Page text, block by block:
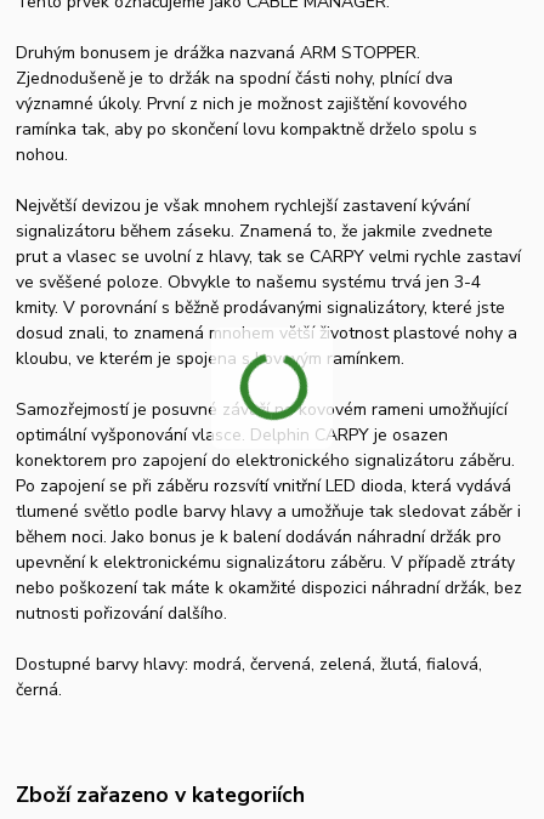
Druhým bonusem je drážka nazvaná ARM STOPPER.
Zjednodušeně je to držák na spodní části nohy, plnící dva
významné úkoly. První z nich je možnost zajištění kovového
ramínka tak, aby po skončení lovu kompaktně drželo spolu s
nohou.
Největší devizou je však mnohem rychlejší zastavení kývání
signalizátoru během záseku. Znamená to, že jakmile zvednete
prut a vlasec se uvolní z hlavy, tak se CARPY velmi rychle zastaví
ve svěšené poloze. Obvykle to našemu systému trvá jen 3-4
kmity. V porovnání s běžně prodávanými signalizátory, které jste
dosud znali, to znamená mnohem větší životnost plastové nohy a
kloubu, ve kterém je spojena s kovovým ramínkem.
Samozřejmostí je posuvné závaží na kovovém rameni umožňující
optimální vyšponování vlasce. Delphin CARPY je osazen
konektorem pro zapojení do elektronického signalizátoru záběru.
Po zapojení se při záběru rozsvítí vnitřní LED dioda, která vydává
tlumené světlo podle barvy hlavy a umožňuje tak sledovat záběr i
během noci. Jako bonus je k balení dodáván náhradní držák pro
upevnění k elektronickému signalizátoru záběru. V případě ztráty
nebo poškození tak máte k okamžité dispozici náhradní držák, bez
nutnosti pořizování dalšího.
Dostupné barvy hlavy: modrá, červená, zelená, žlutá, fialová,
černá.
Zboží zařazeno v kategoriích